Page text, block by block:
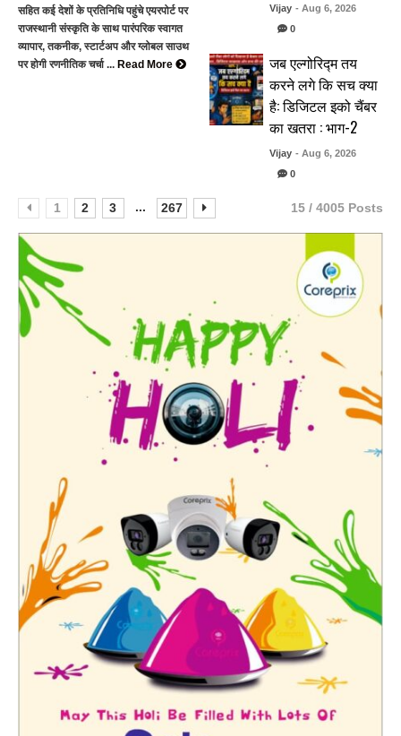
सहित कई देशों के प्रतिनिधि पहुंचे एयरपोर्ट पर
राजस्थानी संस्कृति के साथ पारंपरिक स्वागत
व्यापार, तकनीक, स्टार्टअप और ग्लोबल साउथ
पर होगी रणनीतिक चर्चा ... Read More
Vijay - Aug 6, 2026
0
जब एल्गोरिद्म तय
करने लगे कि सच क्या
है: डिजिटल इको चैंबर
का खतरा : भाग-2
Vijay - Aug 6, 2026
0
1 2 3 ... 267 15 / 4005 Posts